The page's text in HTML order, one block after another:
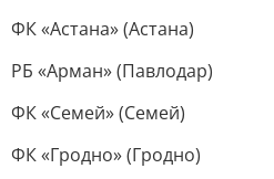
ФК «Астана» (Астана)
РБ «Арман» (Павлодар)
ФК «Семей» (Семей)
ФК «Гродно» (Гродно)